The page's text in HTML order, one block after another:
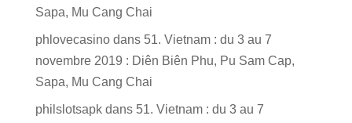
Sapa, Mu Cang Chai
phlovecasinodans 51. Vietnam : du 3 au 7
novembre 2019 : Diên Biên Phu, Pu Sam Cap,
Sapa, Mu Cang Chai
philslotsapkdans 51. Vietnam : du 3 au 7